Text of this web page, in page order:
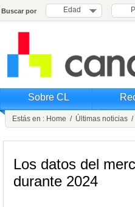
Buscar por Edad
Sobre CL
Estás en : Home / Últimas noticias /
Los datos del
durante 2024